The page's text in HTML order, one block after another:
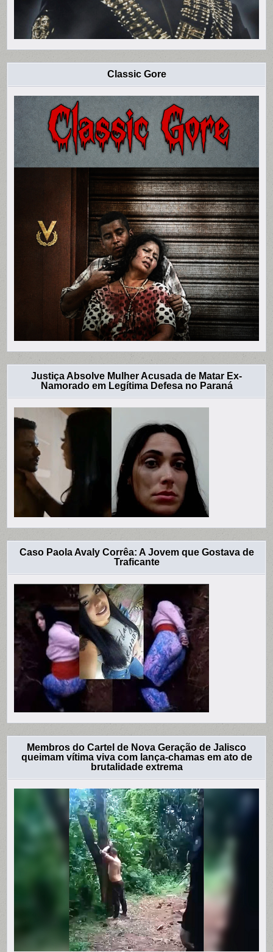
Classic Gore
Justiça Absolve Mulher Acusada de Matar Ex-
Namorado em Legítima Defesa no Paraná
Caso Paola Avaly Corrêa: A Jovem que Gostava de
Traficante
Membros do Cartel de Nova Geração de Jalisco
queimam vítima viva com lança-chamas em ato de
brutalidade extrema